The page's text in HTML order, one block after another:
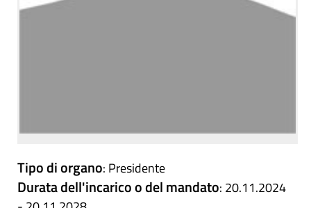
Tipo di organo: Presidente
Durata dell'incarico o del mandato: 20.11.2024